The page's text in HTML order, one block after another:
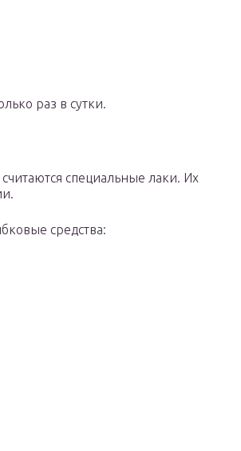
раз в сутки.
специальные лаки. Их
средства: